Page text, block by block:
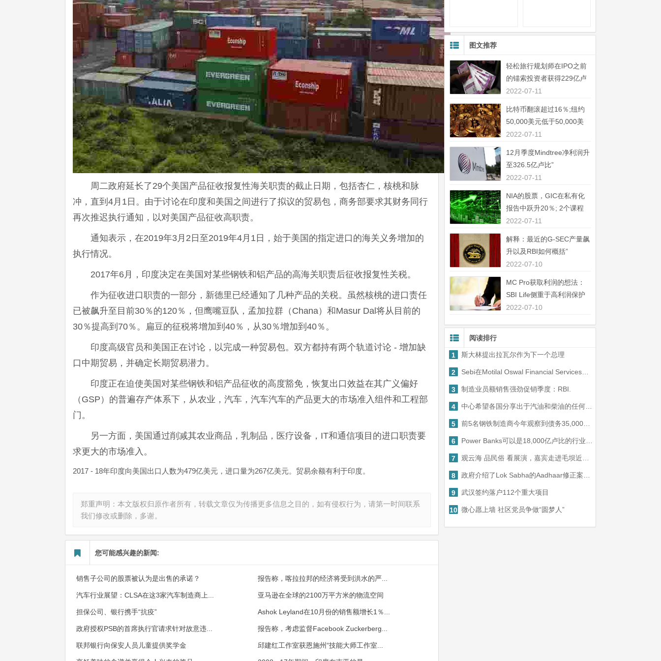
周二政府延长了29个美国产品征收报复性海关职责的截止日期，包括杏仁，核桃和脉
冲，直到4月1日。由于讨论在印度和美国之间进行了拟议的贸易包，商务部要求其财务同行
再次推迟执行通知，以对美国产品征收高职责。
通知表示，在2019年3月2日至2019年4月1日，始于美国的指定进口的海关义务增加的
执行情况。
2017年6月，印度决定在美国对某些钢铁和铝产品的高海关职责后征收报复性关税。
作为征收进口职责的一部分，新德里已经通知了几种产品的关税。虽然核桃的进口责任
已被飙升至目前30％的120％，但鹰嘴豆队，孟加拉群（Chana）和Masur Dal将从目前的
30％提高到70％。扁豆的征税将增加到40％，从30％增加到40％。
印度高级官员和美国正在讨论，以完成一种贸易包。双方都持有两个轨道讨论 - 增加缺
口中期贸易，并确定长期贸易潜力。
印度正在迫使美国对某些钢铁和铝产品征收的高度豁免，恢复出口效益在其广义偏好
（GSP）的普遍存产体系下，从农业，汽车，汽车汽车的产品更大的市场准入组件和工程部
门。
另一方面，美国通过削减其农业商品，乳制品，医疗设备，IT和通信项目的进口职责要
求更大的市场准入。
2017 - 18年印度向美国出口人数为479亿美元，进口量为267亿美元。贸易余额有利于印度。
郑重声明：本文版权归原作者所有，转载文章仅为传播更多信息之目的，如有侵权行为，请第一时间联系
我们修改或删除，多谢。
您可能感兴趣的新闻:
销售子公司的股票被认为是出售的承诺？ 报告称，喀拉拉邦的经济将受到洪水的严...
汽车行业展望：CLSA在这3家汽车制造商上... 亚马逊在全球的2100万平方米的物流空间
担保公司、银行携手“抗疫” Ashok Leyland在10月份的销售额增长1％...
政府授权PSB的首席执行官请求针对故意违... 报告称，考虑监督Facebook Zuckerberg...
联邦银行向保安人员儿童提供奖学金 邱建红工作室获恩施州“技能大师工作室...
图文推荐
轻松旅行规划师在IPO之前
的锚索投资者获得229亿卢
比”
2022-07-11
比特币翻滚超过16％;纽约
50,000美元低于50,000美
元”
2022-07-11
12月季度Mindtree净利润升
至326.5亿卢比”
2022-07-11
NIA的股票，GIC在私有化
报告中跃升20％; 2个课程
中44％”
2022-07-11
解释：最近的G-SEC产量飙
升以及RBI如何概括”
2022-07-10
MC Pro获取利润的想法：
SBI Life侧重于高利润保护
业务”
2022-07-10
阅读排行
1 斯大林提出拉瓦尔作为下一个总理
2 Sebi在Motilal Oswal Financial Services上享有17万卢比，以便没有隔离客户资金
3 制造业员额销售强劲促销季度：RBI.
4 中心希望各国分享出于汽油和柴油的任何责任造成的收入损失
5 前5名钢铁制造商今年观察到债务35,000卢比，下一步：报告
6 Power Banks可以是18,000亿卢比的行业，在2025年在印度创造80k工作
7 观云海 品民俗 看展演，嘉宾走进毛坝近距离感受“利川红”
8 政府介绍了Lok Sabha的Aadhaar修正案：这是专家要说的
9 武汉签约落户112个重大项目
10 微心愿上墙 社区党员争做“圆梦人”